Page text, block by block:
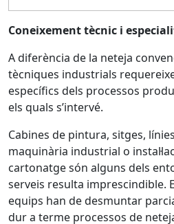
Coneixement tècnic i
A diferència de la neteja
tècniques industrials
específics dels processos
els quals s’intervé.
Cabines de pintura, sitges,
maquinària industrial o
cartonatge són alguns dels
serveis resulta imprescindible.
equips han de desmuntar
dur a terme processos de